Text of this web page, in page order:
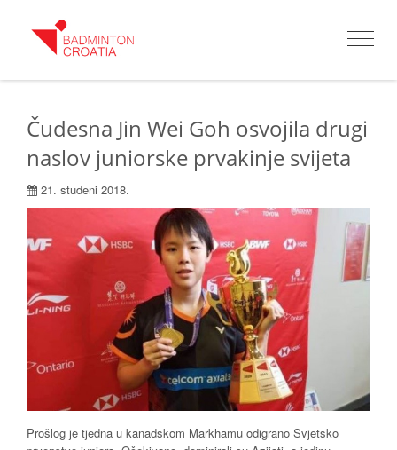
Toggle
Čudesna Jin Wei Goh osvojila drugi
naslov juniorske prvakinje svijeta
21. studeni 2018.
Prošlog je tjedna u kanadskom Markhamu odigrano Svjetsko